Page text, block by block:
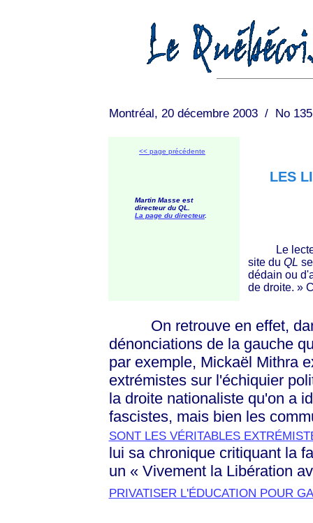
Montréal, 20 décembre 2003 / No 135
<< page précédente
Martin Masse est
directeur du QL.
La page du directeur.
LES
Le lecteur
site du QL
dédain ou
de droite. »
On retrouve en effet,
dénonciations de la gauche
par exemple, Mickaël Mithra
extrémistes sur l'échiquier
la droite nationaliste qu'on a
fascistes, mais bien les
SONT LES VÉRITABLES
lui sa chronique critiquant la
un « Vivementla Libération
PRIVATISER L'ÉDUCATION POUR